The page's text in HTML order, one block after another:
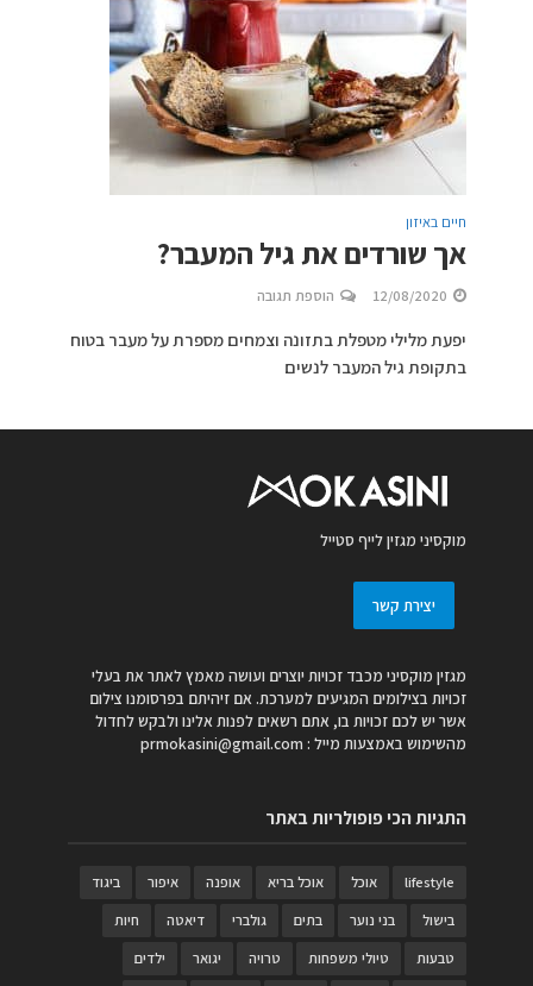
חיים באיזון
אך שורדים את גיל המעבר?
12/08/2020 הוספת תגובה
יפעת מלילי מטפלת בתזונה וצמחים מספרת על מעבר בטוח
בתקופת גיל המעבר לנשים
מוקסיני מגזין לייף סטייל
יצירת קשר
מגזין מוקסיני מכבד זכויות יוצרים ועושה מאמץ לאתר את בעלי
זכויות בצילומים המגיעים למערכת. אם זיהיתם בפרסומנו צילום
אשר יש לכם זכויות בו, אתם רשאים לפנות אלינו ולבקש לחדול
מהשימוש באמצעות מייל : prmokasini@gmail.com
התגיות הכי פופולריות באתר
lifestyle אוכל אוכל בריא אופנה איפור
ביגוד
בישול
בני נוער בתים גולברי דיאטה
חיות
טבעות
טיולי משפחות טרויה יגואר ילדים